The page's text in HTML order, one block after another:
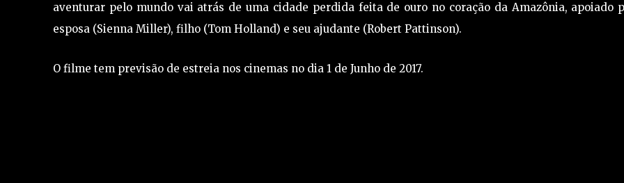
aventurar pelo mundo vai atrás de uma cidade perdida feita de ouro no coração da Amazônia, apoiado
esposa (Sienna Miller), filho (Tom Holland) e seu ajudante (Robert Pattinson).
O filme tem previsão de estreia nos cinemas no dia 1 de Junho de 2017.